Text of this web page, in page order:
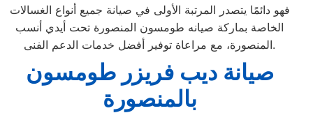
فهو دائمًا يتصدر المرتبة الأولى في صيانة جميع أنواع الغسالات
الخاصة بماركة صيانه طومسون المنصورة تحت أيدي أنسب
المنصورة، مع مراعاة توفير أفضل خدمات الدعم الفنى.
صيانة ديب فريزر طومسون
بالمنصورة